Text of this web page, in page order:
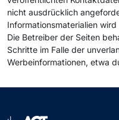
nicht ausdrücklich
Informationsmaterialien
Die Betreiber der Seiten
Schritte im Falle der
Werbeinformationen, etwa